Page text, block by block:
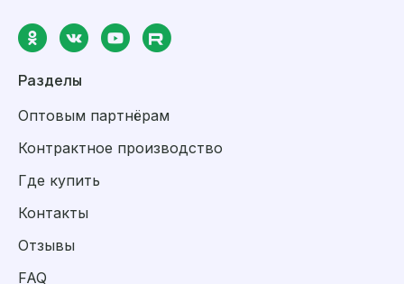
Разделы
Оптовым партнёрам
Контрактное производство
Где купить
Контакты
Отзывы
FAQ